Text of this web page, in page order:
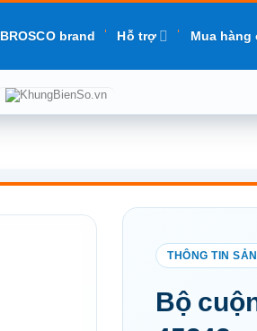
BROSCO brand Hỗ trợ Mua hàng
Bộ